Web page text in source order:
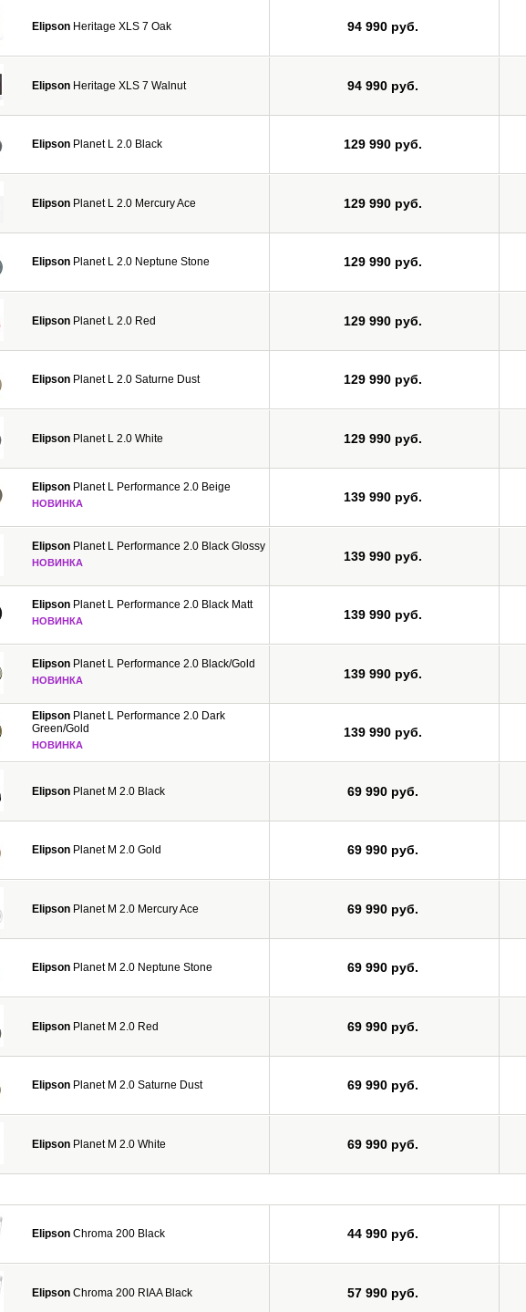
Elipson Heritage XLS 7 Oak 94 990 руб.
Elipson Heritage XLS 7 Walnut 94 990 руб.
Elipson Planet L 2.0 Black 129 990 руб.
Elipson Planet L 2.0 Mercury Ace 129 990 руб.
Elipson Planet L 2.0 Neptune Stone 129 990 руб.
Elipson Planet L 2.0 Red 129 990 руб.
Elipson Planet L 2.0 Saturne Dust 129 990 руб.
Elipson Planet L 2.0 White 129 990 руб.
Elipson Planet L Performance 2.0 Beige
НОВИНКА 139 990 руб.
Elipson Planet L Performance 2.0 Black Glossy
НОВИНКА 139 990 руб.
Elipson Planet L Performance 2.0 Black Matt
НОВИНКА 139 990 руб.
Elipson Planet L Performance 2.0 Black/Gold
НОВИНКА 139 990 руб.
Elipson Planet L Performance 2.0 Dark
Green/Gold
НОВИНКА
139 990 руб.
Elipson Planet M 2.0 Black 69 990 руб.
Elipson Planet M 2.0 Gold 69 990 руб.
Elipson Planet M 2.0 Mercury Ace 69 990 руб.
Elipson Planet M 2.0 Neptune Stone 69 990 руб.
Elipson Planet M 2.0 Red 69 990 руб.
Elipson Planet M 2.0 Saturne Dust 69 990 руб.
Elipson Planet M 2.0 White 69 990 руб.
Elipson Chroma 200 Black 44 990 руб.
Elipson Chroma 200 RIAA Black 57 990 руб.